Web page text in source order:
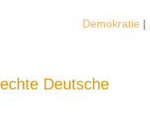
Demokratie |
Deutsche